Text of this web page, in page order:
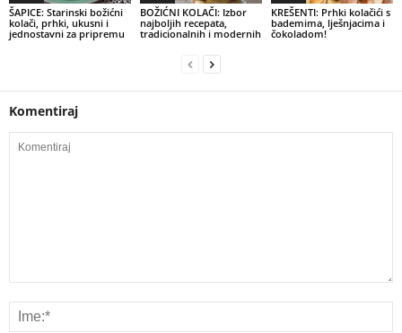
ŠAPICE: Starinski božićni
kolači, prhki, ukusni i
jednostavni za pripremu
BOŽIĆNI KOLAČI: Izbor
najboljih recepata,
tradicionalnih i modernih
KREŠENTI: Prhki kolačići s
bademima, lješnjacima i
čokoladom!
Komentiraj